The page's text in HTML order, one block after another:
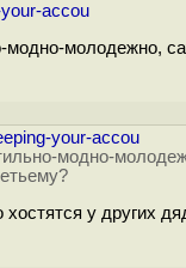
accou
молодежно,
your-accou
модно-
у других